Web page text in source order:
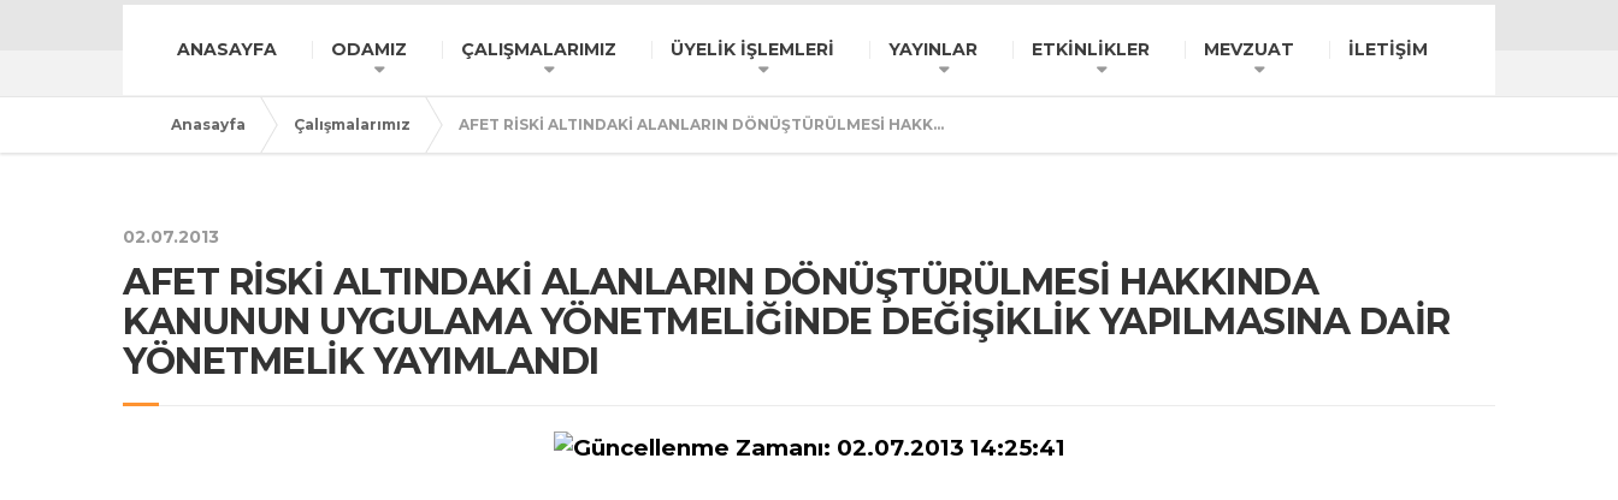
ANASAYFA ODAMIZ ÇALIŞMALARIMIZ ÜYELİK İŞLEMLERİ YAYINLAR ETKİNLİKLER MEVZUAT İLETİŞİM
Anasayfa Çalışmalarımız AFET RİSKİ ALTINDAKİ ALANLARIN DÖNÜŞTÜRÜLMESİ HAKK...
02.07.2013
AFET RİSKİ ALTINDAKİ ALANLARIN DÖNÜŞTÜRÜLMESİ HAKKINDA
KANUNUN UYGULAMA YÖNETMELİĞİNDE DEĞİŞİKLİK YAPILMASINA DAİR
YÖNETMELİK YAYIMLANDI